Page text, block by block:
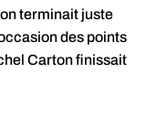
terminait juste
des points
Carton finissait